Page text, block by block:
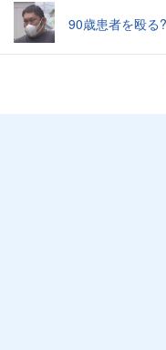
90歳患者を殴る